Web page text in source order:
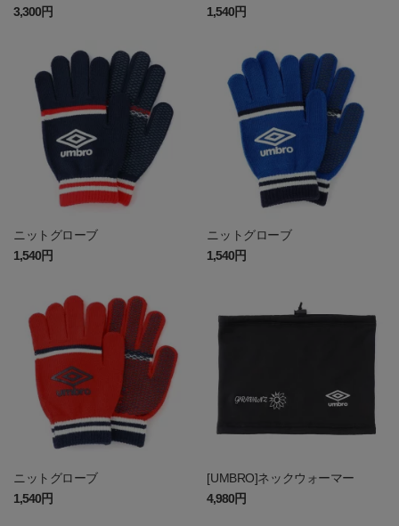
3,300円
1,540円
ニットグローブ
1,540円
ニットグローブ
1,540円
ニットグローブ
1,540円
[UMBRO]ネックウォーマー
4,980円